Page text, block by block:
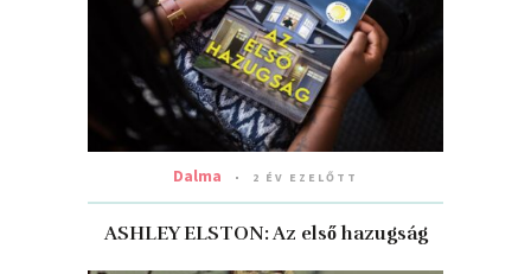
Dalma 2 ÉV EZELŐTT
ASHLEY ELSTON: Az ​első hazugság